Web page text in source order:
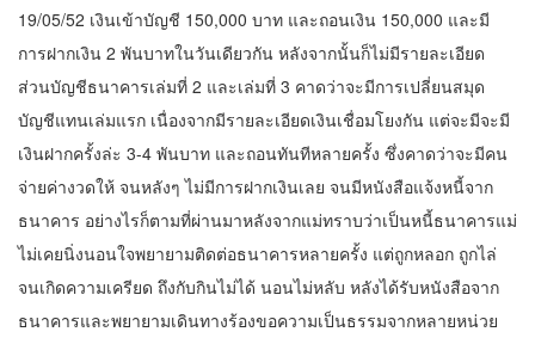
19/05/52 เงินเข้าบัญชี 150,000 บาท และถอนเงิน 150,000 และมี
การฝากเงิน 2 พันบาทในวันเดียวกัน หลังจากนั้นก็ไม่มีรายละเอียด
ส่วนบัญชีธนาคารเล่มที่ 2 และเล่มที่ 3 คาดว่าจะมีการเปลี่ยนสมุด
บัญชีแทนเล่มแรก เนื่องจากมีรายละเอียดเงินเชื่อมโยงกัน แต่จะมีจะมี
เงินฝากครั้งล่ะ 3-4 พันบาท และถอนทันทีหลายครั้ง ซึ่งคาดว่าจะมีคน
จ่ายค่างวดให้ จนหลังๆ ไม่มีการฝากเงินเลย จนมีหนังสือแจ้งหนี้จาก
ธนาคาร อย่างไรก็ตามที่ผ่านมาหลังจากแม่ทราบว่าเป็นหนี้ธนาคารแม่
ไม่เคยนิ่งนอนใจพยายามติดต่อธนาคารหลายครั้ง แต่ถูกหลอก ถูกไล่
จนเกิดความเครียด ถึงกับกินไม่ได้ นอนไม่หลับ หลังได้รับหนังสือจาก
ธนาคารและพยายามเดินทางร้องขอความเป็นธรรมจากหลายหน่วย